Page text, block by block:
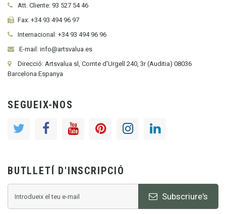
Att. Cliente: 93 527 54 46
Fax: +34 93 494 96 97
Internacional: +34 93 494 96 96
E-mail: info@artsvalua.es
Direcció: Artsvalua sl, Comte d'Urgell 240, 3r (Auditia) 08036
Barcelona Espanya
SEGUEIX-NOS
BUTLLETÍ D'INSCRIPCIÓ
Subscriure's